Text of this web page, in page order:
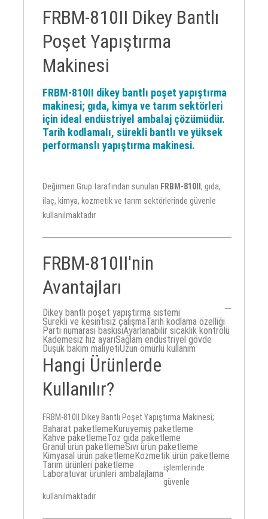
FRBM-810II Dikey Bantlı
Poşet Yapıştırma
Makinesi
FRBM-810II dikey bantlı poşet yapıştırma
makinesi; gıda, kimya ve tarım sektörleri
için ideal endüstriyel ambalaj çözümüdür.
Tarih kodlamalı, sürekli bantlı ve yüksek
performanslı yapıştırma makinesi.
Değirmen Grup tarafından sunulan FRBM-810II, gıda,
ilaç, kimya, kozmetik ve tarım sektörlerinde güvenle
kullanılmaktadır.
FRBM-810II'nin
Avantajları
Dikey bantlı poşet yapıştırma sistemi
Sürekli ve kesintisiz çalışmaTarih kodlama özelliği
Parti numarası baskısıAyarlanabilir sıcaklık kontrolü
Kademesiz hız ayarıSağlam endüstriyel gövde
Düşük bakım maliyetiUzun ömürlü kullanım
Hangi Ürünlerde
Kullanılır?
FRBM-810II Dikey Bantlı Poşet Yapıştırma Makinesi;
Baharat paketleme Kuruyemiş paketleme
Kahve paketlemeToz gıda paketleme
Granül ürün paketlemeSıvı ürün paketleme
Kimyasal ürün paketleme Kozmetik ürün paketleme
Tarım ürünleri paketleme
Laboratuvar ürünleri ambalajlama
işlemlerinde
güvenle
kullanılmaktadır.